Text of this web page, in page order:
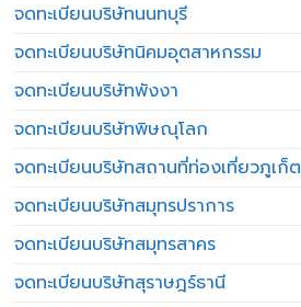
จดทะเบียนบริษัทนนทบุรี
จดทะเบียนบริษัทนิคมอุตสาหกรรม
จดทะเบียนบริษัทพังงา
จดทะเบียนบริษัทพิษณุโลก
จดทะเบียนบริษัทสถานที่ท่องเที่ยวภูเก็ต
จดทะเบียนบริษัทสมุทรปราการ
จดทะเบียนบริษัทสมุทรสาคร
จดทะเบียนบริษัทสุราษฎร์ธานี